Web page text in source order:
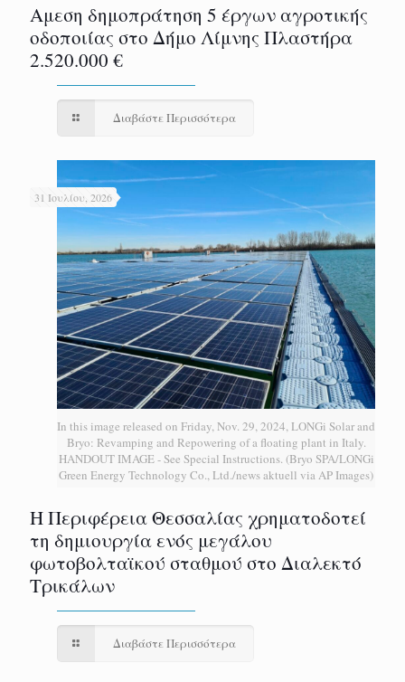
Αμεση δημοπράτηση 5 έργων αγροτικής
οδοποιίας στο Δήμο Λίμνης Πλαστήρα
2.520.000 €
Διαβάστε Περισσότερα
In this image released on Friday, Nov. 29, 2024, LONGi Solar and
Bryo: Revamping and Repowering of a floating plant in Italy.
HANDOUT IMAGE - See Special Instructions. (Bryo SPA/LONGi
Green Energy Technology Co., Ltd./news aktuell via AP Images)
31 Ιουλίου, 2026
H Περιφέρεια Θεσσαλίας χρηματοδοτεί
τη δημιουργία ενός μεγάλου
φωτοβολταϊκού σταθμού στο Διαλεκτό
Τρικάλων
Διαβάστε Περισσότερα